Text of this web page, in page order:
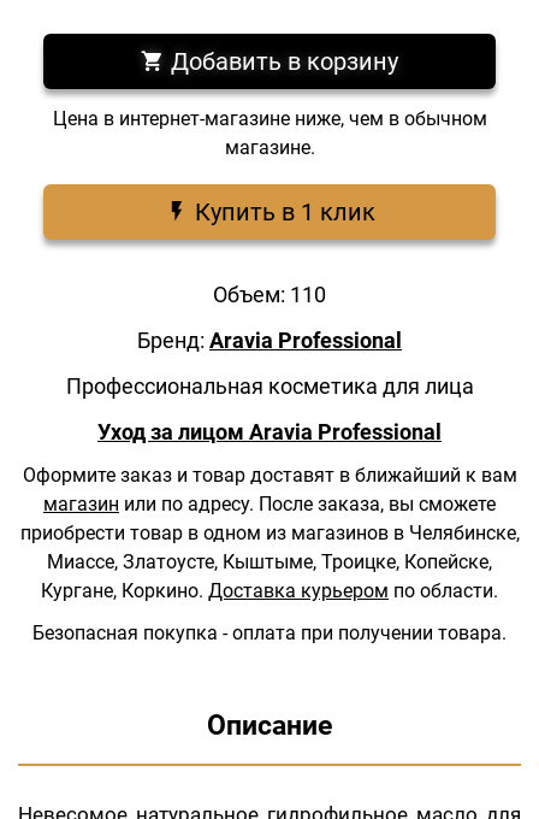
Добавить в корзину
Цена в интернет-магазине ниже, чем в обычном
магазине.
Купить в 1 клик
Объем: 110
Бренд: Aravia Professional
Профессиональная косметика для лица
Уход за лицом Aravia Professional
Оформите заказ и товар доставят в ближайший к вам
магазин или по адресу. После заказа, вы сможете
приобрести товар в одном из магазинов в Челябинске,
Миассе, Златоусте, Кыштыме, Троицке, Копейске,
Кургане, Коркино. Доставка курьером по области.
Безопасная покупка - оплата при получении товара.
Описание
Невесомое натуральное гидрофильное масло для